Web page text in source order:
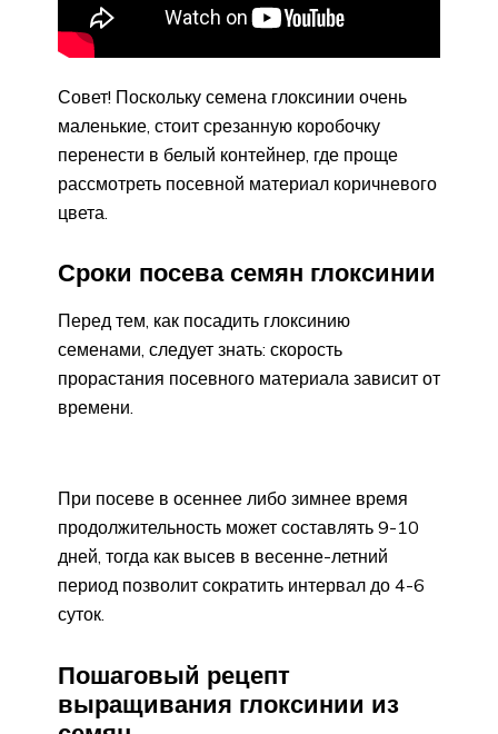
Совет! Поскольку семена глоксинии очень
маленькие, стоит срезанную коробочку
перенести в белый контейнер, где проще
рассмотреть посевной материал коричневого
цвета.
Сроки посева семян глоксинии
Перед тем, как посадить глоксинию
семенами, следует знать: скорость
прорастания посевного материала зависит от
времени.
При посеве в осеннее либо зимнее время
продолжительность может составлять 9-10
дней, тогда как высев в весенне-летний
период позволит сократить интервал до 4-6
суток.
Пошаговый рецепт
выращивания глоксинии из